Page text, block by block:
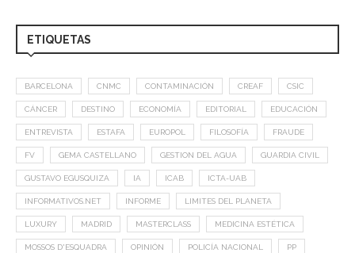
ETIQUETAS
BARCELONA CNMC CONTAMINACIÓN CREAF CSIC
CÁNCER DESTINO ECONOMÍA EDITORIAL EDUCACIÓN
ENTREVISTA ESTAFA EUROPOL FILOSOFÍA FRAUDE
FV GEMA CASTELLANO GESTION DEL AGUA GUARDIA CIVIL
GUSTAVO EGUSQUIZA IA ICAB ICTA-UAB
INFORMATIVOS.NET INFORME LIMITES DEL PLANETA
LUXURY MADRID MASTERCLASS MEDICINA ESTÉTICA
MOSSOS D'ESQUADRA OPINIÓN POLICÍA NACIONAL PP